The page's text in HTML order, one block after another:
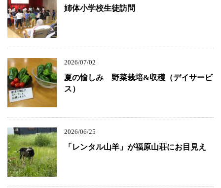
姉体小学校生徒訪問
2026/07/02
夏の愉しみ 野菜栽培&収穫（デイサービ
ス）
2026/06/25
「レンタル山羊」が福原山荘にお目見え